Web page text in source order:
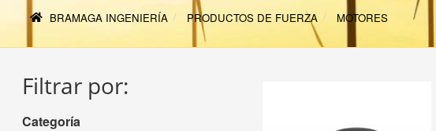
BRAMAGA INGENIERÍA PRODUCTOS DE FUERZA MOTORES
Filtrar por:
Categoría